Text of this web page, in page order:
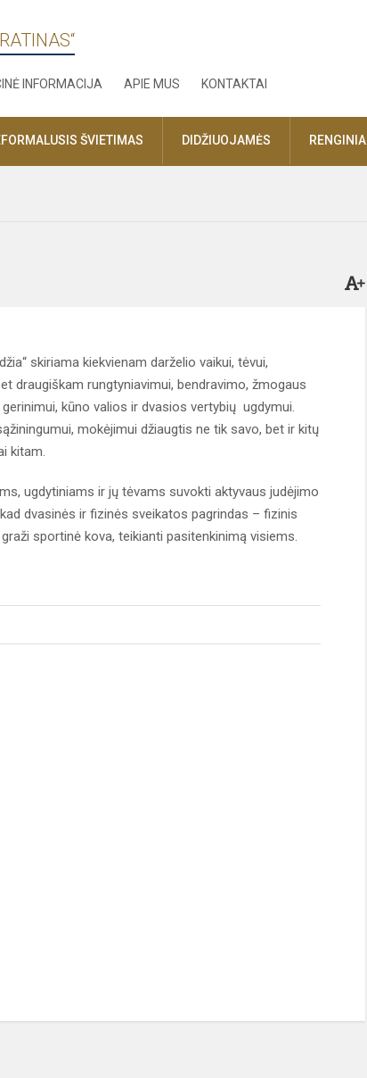
INFORMACIJA APIE MUS KONTAKTAI
ŠVIETIMAS DIDŽIUOJAMĖS RENGINIAI
skiriama kiekvienam darželio vaikui, tėvui,
draugiškam rungtyniavimui, bendravimo, žmogaus
kūno valios ir dvasios vertybių ugdymui.
mokėjimui džiaugtis ne tik savo, bet ir kitų
kitam.
ugdytiniams ir jų tėvams suvokti aktyvaus judėjimo
dvasinės ir fizinės sveikatos pagrindas – fizinis
sportinė kova, teikianti pasitenkinimą visiems.